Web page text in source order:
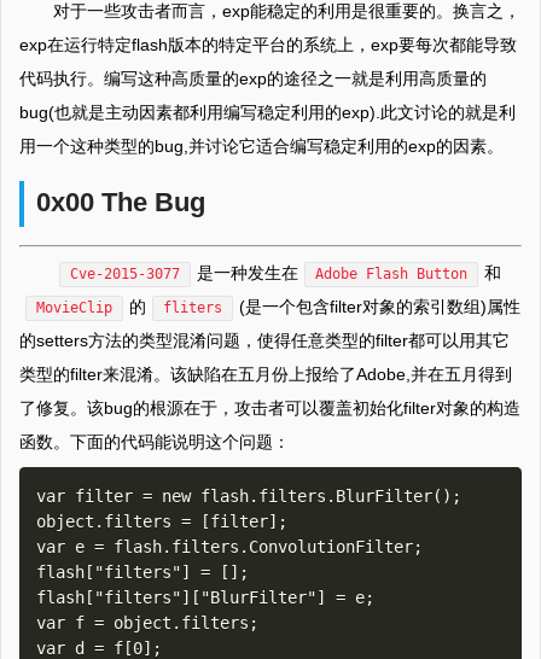
对于一些攻击者而言，exp能稳定的利用是很重要的。换言之，
exp在运行特定flash版本的特定平台的系统上，exp要每次都能导致
代码执行。编写这种高质量的exp的途径之一就是利用高质量的
bug(也就是主动因素都利用编写稳定利用的exp).此文讨论的就是利
用一个这种类型的bug,并讨论它适合编写稳定利用的exp的因素。
0x00 The Bug
Cve-2015-3077 是一种发生在 Adobe Flash Button 和
MovieClip 的 fliters
(是一个包含filter对象的索引数组)属性
的setters方法的类型混淆问题，使得任意类型的filter都可以用其它
类型的filter来混淆。该缺陷在五月份上报给了Adobe,并在五月得到
了修复。该bug的根源在于，攻击者可以覆盖初始化filter对象的构造
函数。下面的代码能说明这个问题：
var filter = new flash.filters.BlurFilter();
object.filters = [filter];
var e = flash.filters.ConvolutionFilter;
flash["filters"] = [];
flash["filters"]["BlurFilter"] = e;
var f = object.filters;